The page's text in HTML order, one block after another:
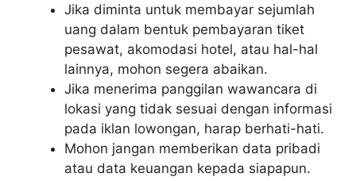
Jika diminta untuk membayar sejumlah
uang dalam bentuk pembayaran tiket
pesawat, akomodasi hotel, atau hal-hal
lainnya, mohon segera abaikan.
Jika menerima panggilan wawancara di
lokasi yang tidak sesuai dengan informasi
pada iklan lowongan, harap berhati-hati.
Mohon jangan memberikan data pribadi
atau data keuangan kepada siapapun.